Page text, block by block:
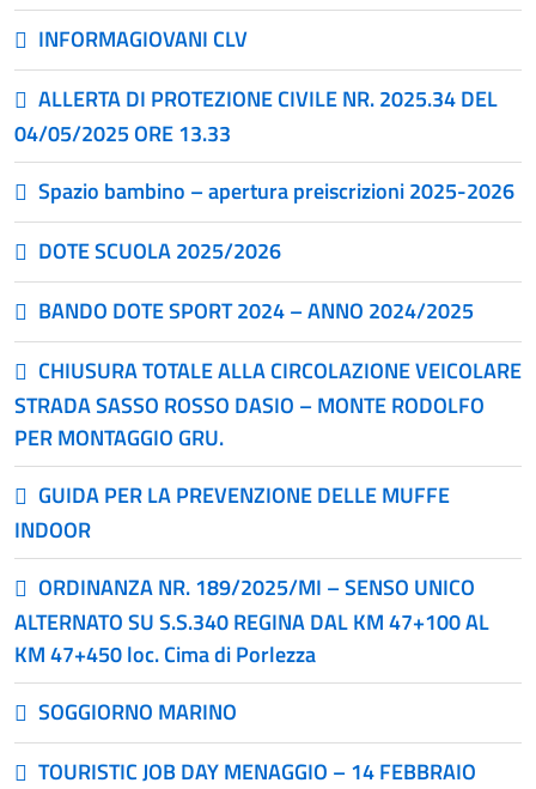
INFORMAGIOVANI CLV
ALLERTA DI PROTEZIONE CIVILE NR. 2025.34 DEL
04/05/2025 ORE 13.33
Spazio bambino – apertura preiscrizioni 2025-2026
DOTE SCUOLA 2025/2026
BANDO DOTE SPORT 2024 – ANNO 2024/2025
CHIUSURA TOTALE ALLA CIRCOLAZIONE VEICOLARE
STRADA SASSO ROSSO DASIO – MONTE RODOLFO
PER MONTAGGIO GRU.
GUIDA PER LA PREVENZIONE DELLE MUFFE
INDOOR
ORDINANZA NR. 189/2025/MI – SENSO UNICO
ALTERNATO SU S.S.340 REGINA DAL KM 47+100 AL
KM 47+450 loc. Cima di Porlezza
SOGGIORNO MARINO
TOURISTIC JOB DAY MENAGGIO – 14 FEBBRAIO